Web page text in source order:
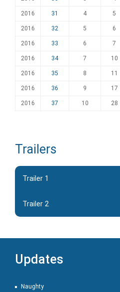
2016 31 4 5
2016 32 5 6
2016 33 6 7
2016 34 7 10
2016 35 8 11
2016 36 9 17
2016 37 10 28
Trailers
Trailer 1
Trailer 2
Updates
Naughty